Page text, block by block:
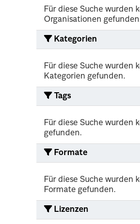
Für diese Suche wurden
Organisationen
Kategorien
Für diese Suche wurden
Kategorien gefunden.
Tags
Für diese Suche wurden
gefunden.
Formate
Für diese Suche wurden
Formate gefunden.
Lizenzen